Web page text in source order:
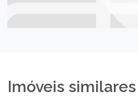
Imóveis similares